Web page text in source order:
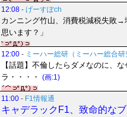
12:08 - げーすぽch
カンニング竹山、消費税減税失敗→
思います？」
12:00 - ミーハー総研（ミーハー総合研
【話題】不倫したらダメなのに、
ラ・・・・
(画:1)
11:00 - F1情報通
キャデラックF1、致命的な